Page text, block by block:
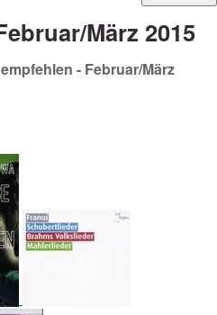
März 2015
- Februar/März